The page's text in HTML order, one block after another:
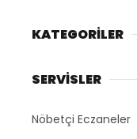
KATEGORİLER
SERVİSLER
Nöbetçi Eczaneler